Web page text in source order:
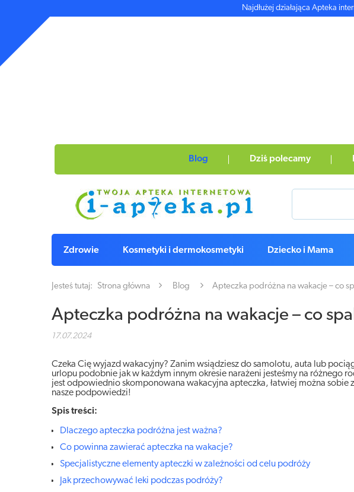
Najdłużej działająca Apteka
Blog Dziś polecamy
Zdrowie Kosmetyki i dermokosmetyki Dziecko i Mama
Jesteś tutaj: Strona główna Blog Apteczka podróżna na wakacje – co
Apteczka podróżna na wakacje – co
17.07.2024
Czeka Cię wyjazd wakacyjny? Zanim wsiądziesz do samolotu, auta lub
urlopu podobnie jak w każdym innym okresie narażeni jesteśmy na różnego
jest odpowiednio skomponowana wakacyjna apteczka, łatwiej można
nasze podpowiedzi!
Spis treści:
Dlaczego apteczka podróżna jest ważna?
Co powinna zawierać apteczka na wakacje?
Specjalistyczne elementy apteczki w zależności od celu podróży
Jak przechowywać leki podczas podróży?